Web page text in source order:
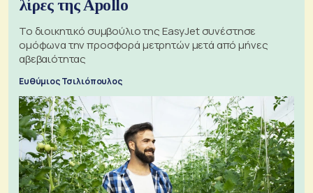
λίρες της Apollo
Το διοικητικό συμβούλιο της EasyJet συνέστησε
ομόφωνα την προσφορά μετρητών μετά από μήνες
αβεβαιότητας
Ευθύμιος Τσιλιόπουλος